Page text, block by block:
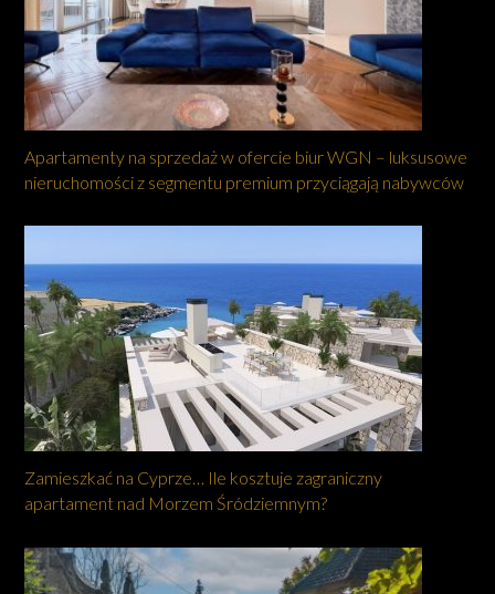
Apartamenty na sprzedaż w ofercie biur WGN – luksusowe
nieruchomości z segmentu premium przyciągają nabywców
Zamieszkać na Cyprze… Ile kosztuje zagraniczny
apartament nad Morzem Śródziemnym?